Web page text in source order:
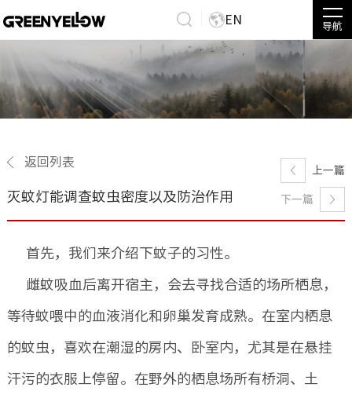
EN
导航
返回列表
灭蚊灯能调查蚊虫密度以及防治作用
上一篇
下一篇
首先，我们来介绍下蚊子的习性。
雌蚊吸血后离开宿主，会去寻找合适的场所栖息，
等待蚊喂中的血液消化和卵巢发育成熟。在室内栖息
的蚊虫，喜欢在潮湿的房内、卧室内，尤其是在悬挂
汗污的衣服上停留。在野外的栖息场所有桥洞、土